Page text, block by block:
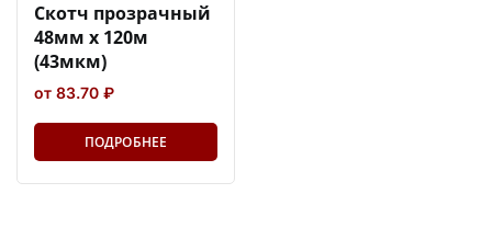
Скотч прозрачный
48мм х 120м
(43мкм)
от 83.70 ₽
ПОДРОБНЕЕ